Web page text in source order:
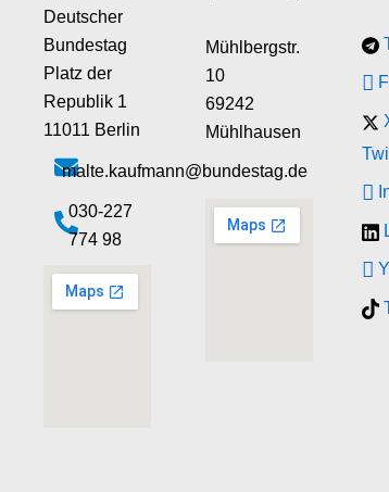
Deutscher
Bundestag
Platz der
Republik 1
11011 Berlin
malte.kaufmann@bundestag.de
‭030-227
774 98‬
Mühlbergstr.
10
69242
Mühlhausen